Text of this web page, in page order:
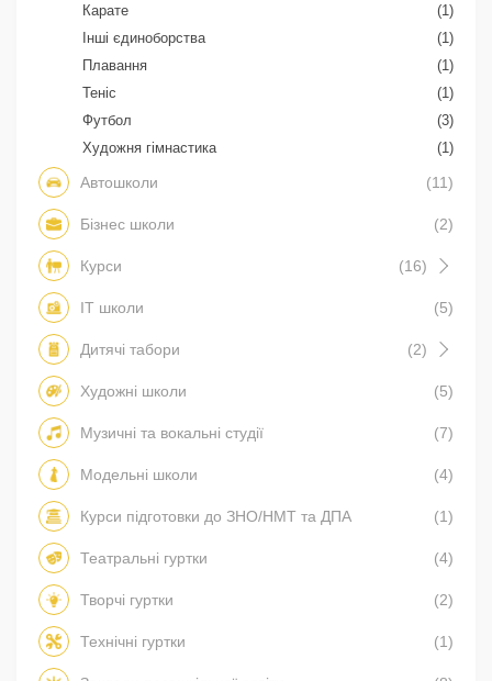
Карате
(1)
Інші єдиноборства
(1)
Плавання
(1)
Теніс
(1)
Футбол
(3)
Художня гімнастика
(1)
Автошколи (11)
Бізнес школи (2)
Курси (16)
IT школи (5)
Дитячі табори (2)
Художні школи (5)
Музичні та вокальні студії (7)
Модельні школи (4)
Курси підготовки до ЗНО/НМТ та ДПА (1)
Театральні гуртки (4)
Творчі гуртки (2)
Технічні гуртки (1)